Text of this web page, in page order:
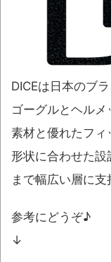
DICEは日本のブ
ゴーグルとヘル
素材と優れたフ
形状に合わせた
まで幅広い層に支
参考にどうぞ♪
↓